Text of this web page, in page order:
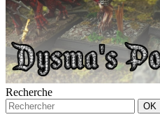
Recherche